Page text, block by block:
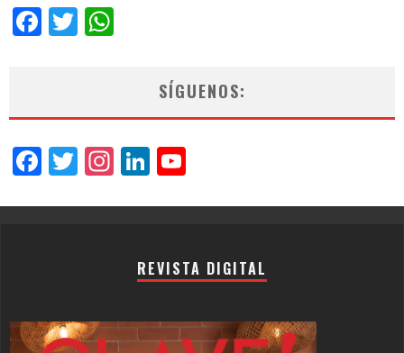
Facebook
Twitter
SÍGUENOS:
Facebook
Twitter
Instagram
LinkedIn
REVISTA DIGITAL